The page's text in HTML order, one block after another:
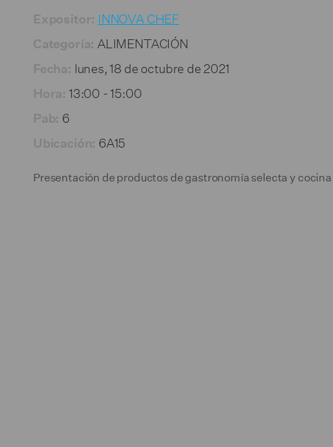
Contactar
Expositor: INNOVA CHEF
Categoría: ALIMENTACIÓN
Fecha: lunes, 18 de octubre de 2021
Hora: 13:00 - 15:00
Pab: 6
Ubicación: 6A15
Presentación de productos de gastronomía selecta y